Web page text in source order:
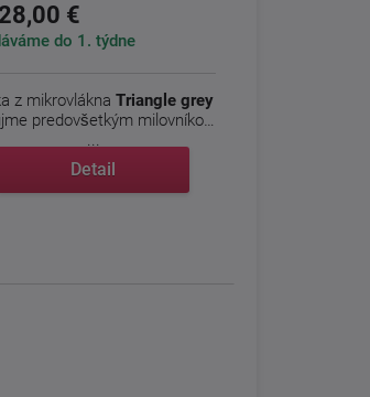
28,00 €
do 1. týdne
z mikrovlákna Triangle grey
predovšetkým milovníkov
...
Detail